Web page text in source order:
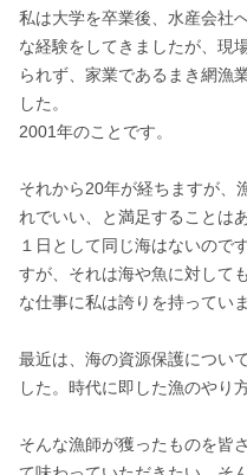
私は大学を卒業後、水産会社
な経験をしてきましたが、現
られず、家業であるまき網漁
した。
2001年のことです。
それから20年が経ちますが、
れでいい、と満足することは
１日として同じ海はないので
すが、それは海や魚に対して
な仕事に私は誇りを持っていま
最近は、海の資源保護につい
した。時代に即した漁のやり
そんな漁師が獲ったものを皆